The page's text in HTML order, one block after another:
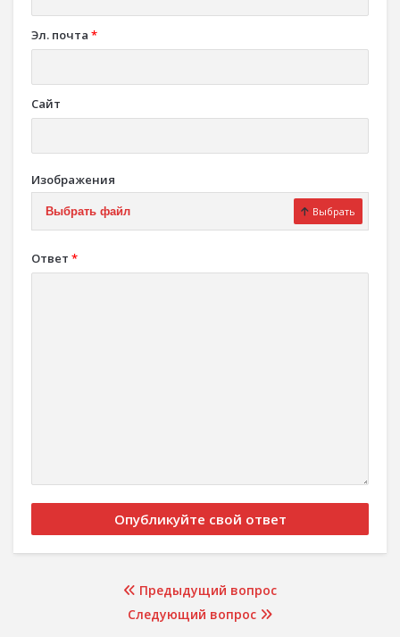
Эл. почта *
Сайт
Изображения
Выбрать файл Выбрать
Ответ *
Предыдущий вопрос
Следующий вопрос